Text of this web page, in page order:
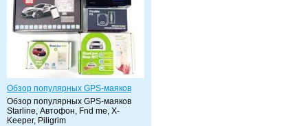
Обзор популярных GPS-маяков
Обзор популярных GPS-маяков
Starline, Автофон, Fnd me, X-
Keeper, Piligrim